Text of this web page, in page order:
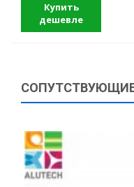
Купить
дешевле